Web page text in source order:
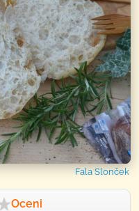
Fala Slonček
Oceni